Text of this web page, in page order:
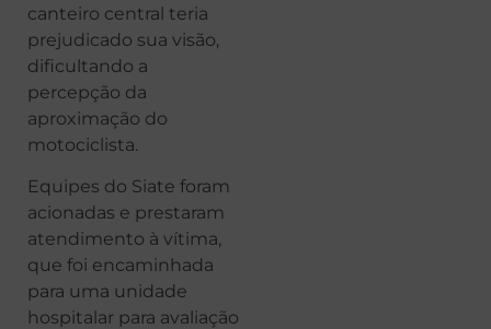
canteiro central teria
prejudicado sua visão,
dificultando a
percepção da
aproximação do
motociclista.
Equipes do Siate foram
acionadas e prestaram
atendimento à vítima,
que foi encaminhada
para uma unidade
hospitalar para avaliação